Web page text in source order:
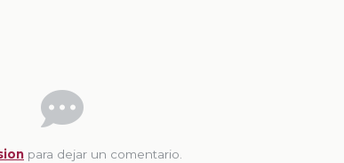
para dejar un comentario.